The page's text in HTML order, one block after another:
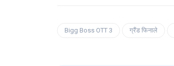
Bigg Boss OTT 3 ग्रैंड फिनाले